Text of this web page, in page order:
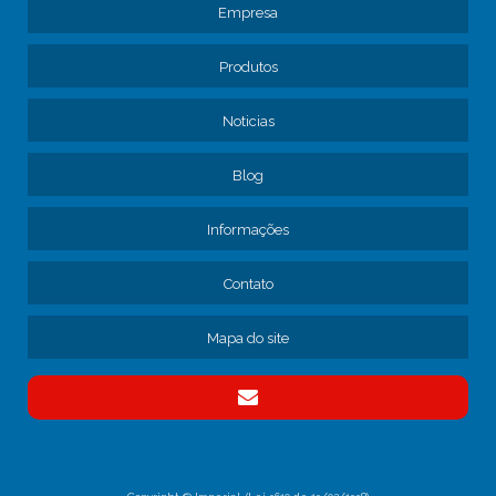
ASSISTÊNCIA TÉCNICA PARA FROTA DE CAMINHÕES
AVALIAÇÃO DE MANUTENÇÃO DE FROTA DE CAMINHÕES
CONSERTO DE FREIOS DE CAMINHÃO
CONTRATAR MANUTENÇÃO DE FROTA
CONTRATO DE MANUTENÇÃO DE CAMINHÕES
CONTRATO DE MANUTENÇÃO DE FROTA
CONTRATO MANUTENÇÃO CAMINHÕES EMPRESA
EMPRESA DE MANUTENÇÃO DE FREIO DE CAMINHÃO
EMPRESA DE MANUTENÇÃO DE FROTA
EMPRESA DE MANUTENÇÃO DE FROTA SP
Empresa
Produtos
Noticias
Blog
Informações
Contato
Mapa do site